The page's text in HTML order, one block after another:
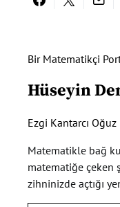
Bir Matematikçi
Hüseyin
Ezgi Kantarcı Oğuz
Matematikle bağ
matematiğe çeken
zihninizde açtığı